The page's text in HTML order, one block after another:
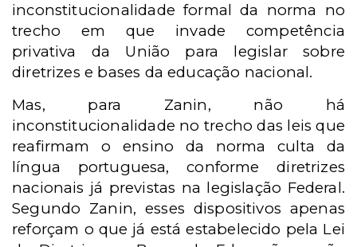
inconstitucionalidade formal da norma no
trecho em que invade competência
privativa da União para legislar sobre
diretrizes e bases da educação nacional.
Mas, para Zanin, não há
inconstitucionalidade no trecho das leis que
reafirmam o ensino da norma culta da
língua portuguesa, conforme diretrizes
nacionais já previstas na legislação Federal.
Segundo Zanin, esses dispositivos apenas
reforçam o que já está estabelecido pela Lei